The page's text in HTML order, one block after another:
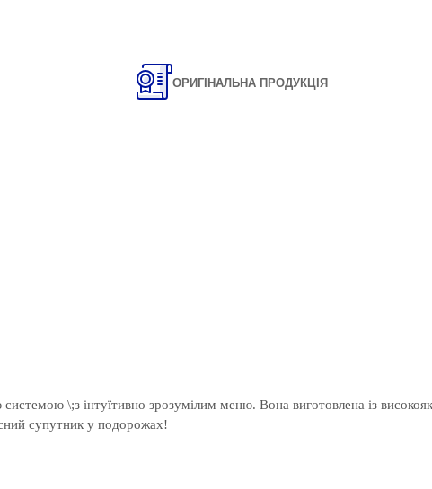
ОРИГІНАЛЬНА ПРОДУКЦІЯ
системою \;з інтуїтивно зрозумілим меню. Вона виготовлена із
супутник у подорожах!